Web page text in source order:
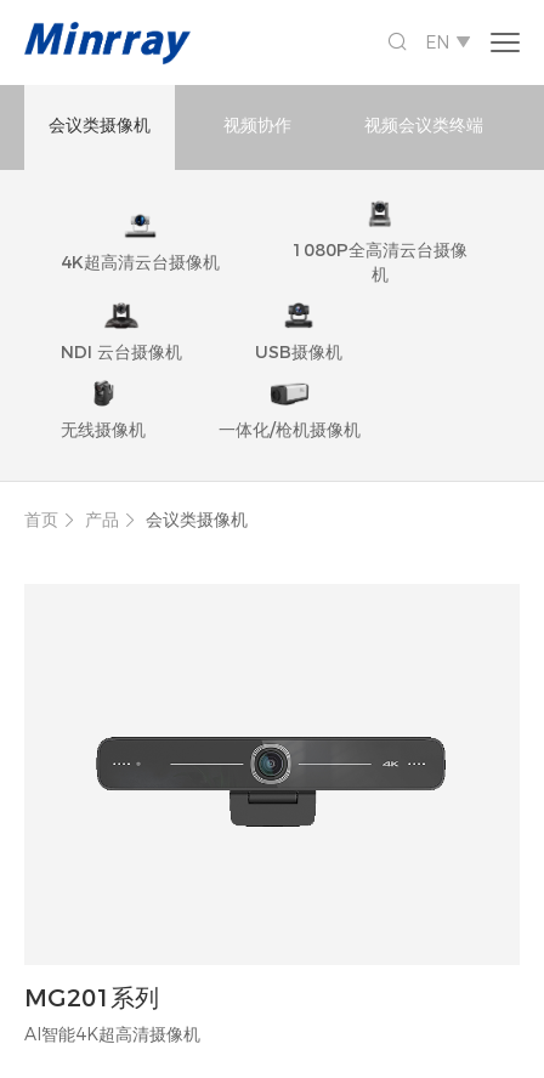
 EN 
会议类摄像机 视频协作 视频会议类终端
4K超高清云台摄像机
1080P全高清云台摄像
机
NDI 云台摄像机 USB摄像机
无线摄像机 一体化/枪机摄像机
首页  产品  会议类摄像机
MG201系列
AI智能4K超高清摄像机